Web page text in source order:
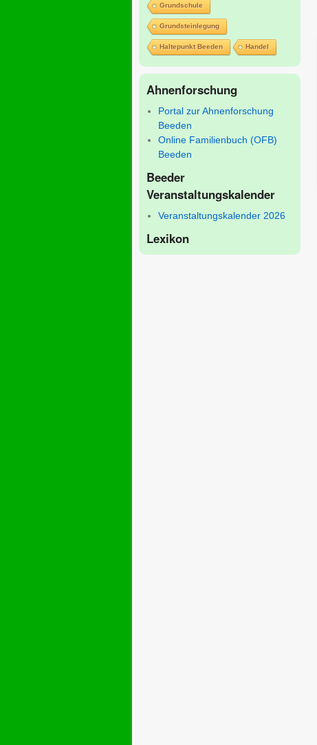
Grundschule
Grundsteinlegung
Haltepunkt Beeden Handel
Ahnenforschung
Portal zur Ahnenforschung
Beeden
Online Familienbuch (OFB)
Beeden
Beeder
Veranstaltungskalender
Veranstaltungskalender 2026
Lexikon